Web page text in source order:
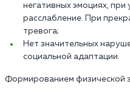
негативных эмоциях,
расслабление. При
тревога;
Нет значительных
социальной адаптации.
Формированием физической